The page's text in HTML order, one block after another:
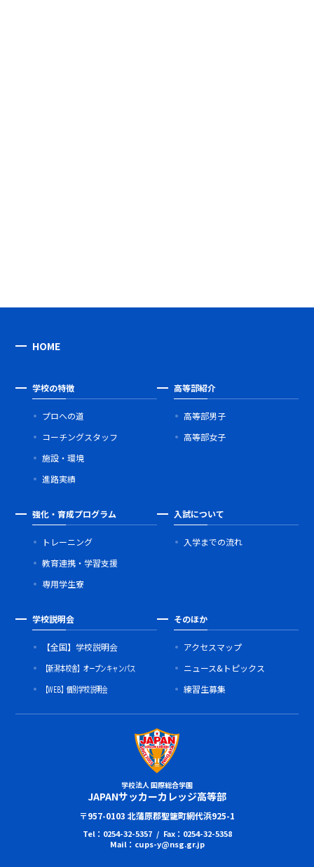
HOME
学校の特徴
プロへの道
コーチングスタッフ
施設・環境
進路実績
高等部紹介
高等部男子
高等部女子
強化・育成プログラム
トレーニング
教育連携・学習支援
専用学生寮
入試について
入学までの流れ
学校説明会
【全国】学校説明会
【新潟本校舎】オープンキャンパス
【WEB】個別学校説明会
そのほか
アクセスマップ
ニュース&トピックス
練習生募集
学校法人 国際総合学園
JAPANサッカーカレッジ高等部
〒957-0103 北蒲原郡聖籠町網代浜925-1
Tel：0254-32-5357 / Fax：0254-32-5358
Mail：cups-y@nsg.gr.jp